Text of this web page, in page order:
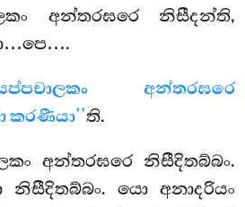
අන්තරඝරෙ නිසීදන්ති,
අන්තරඝරෙ
ති.
අන්තරඝරෙ නිසීදිතබ්බං.
නිසීදිතබ්බං. යො අනාදරියං